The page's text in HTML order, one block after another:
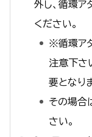
外し、循環
ください。
※循環ア
注意下さ
要となり
その場合
さい。